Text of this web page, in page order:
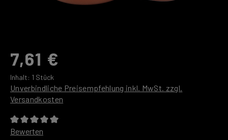
7,61 €
Inhalt: 1 Stück
Unverbindliche Preisempfehlung inkl. MwSt. zzgl.
Versandkosten
Durchschnittliche Bewertung von 0 von 5 Sternen
Bewerten